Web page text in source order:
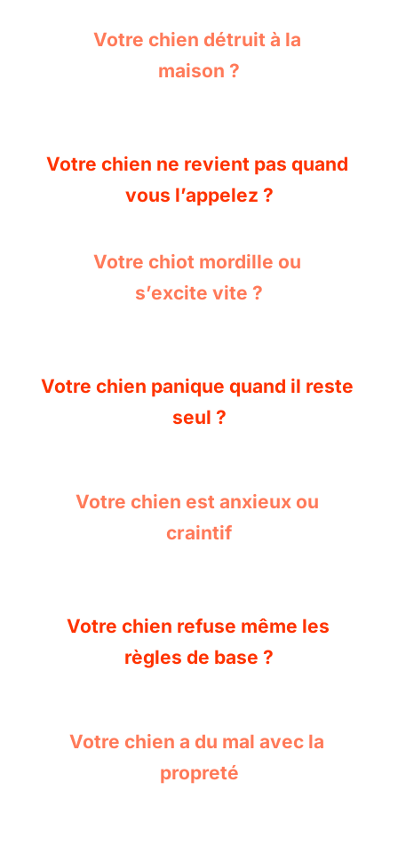
Votre chien détruit à la
maison ?
Votre chien ne revient pas quand
vous l’appelez ?
Votre chiot mordille ou
s’excite vite ?
Votre chien panique quand il reste
seul ?
Votre chien est anxieux ou
craintif
Votre chien refuse même les
règles de base ?
Votre chien a du mal avec la
propreté